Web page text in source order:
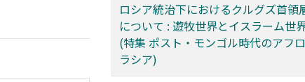
ロシア統治下におけるクルグズ首領
について : 遊牧世界とイスラーム世
(特集 ポスト・モンゴル時代のアフ
ラシア)